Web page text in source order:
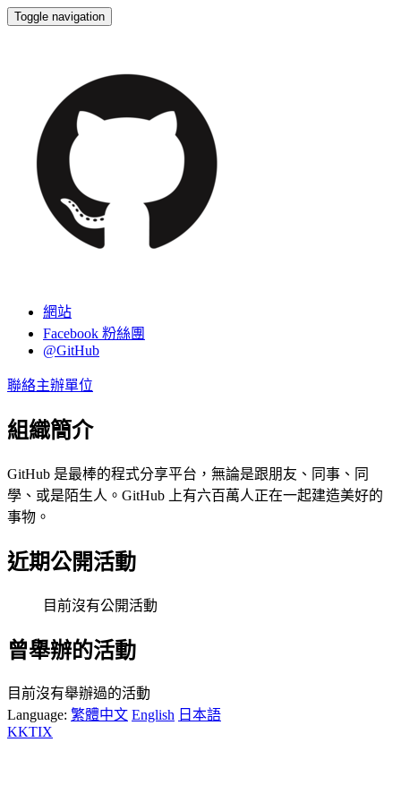
Toggle navigation
網站
Facebook 粉絲團
@GitHub
聯絡主辦單位
組織簡介
GitHub 是最棒的程式分享平台，無論是跟朋友、同事、同
學、或是陌生人。GitHub 上有六百萬人正在一起建造美好的
事物。
近期公開活動
目前沒有公開活動
曾舉辦的活動
目前沒有舉辦過的活動
Language: 繁體中文 English 日本語
KKTIX